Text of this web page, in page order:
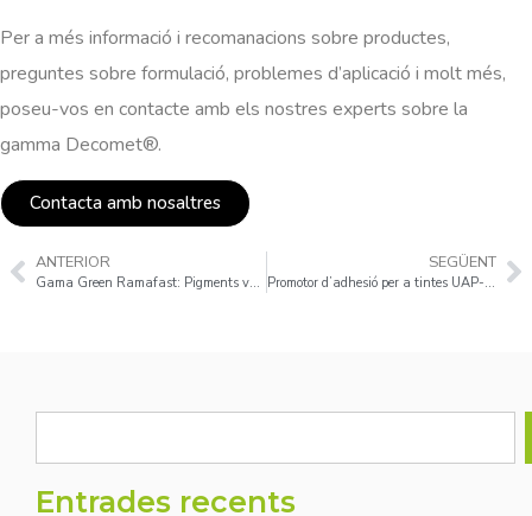
Per a més informació i recomanacions sobre productes,
preguntes sobre formulació, problemes d’aplicació i molt més,
poseu-vos en contacte amb els nostres experts sobre la
gamma Decomet®.
Contacta amb nosaltres
ANTERIOR
Gama Green Ramafast: Pigments verds de ftalocianina
SEGÜENT
Promotor d’adhesió per a tintes UAP-11002
Entrades recents